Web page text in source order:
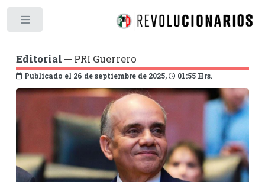
Editorial ─ PRI Guerrero
Publicado el 26 de septiembre de 2025, 01:55 Hrs.